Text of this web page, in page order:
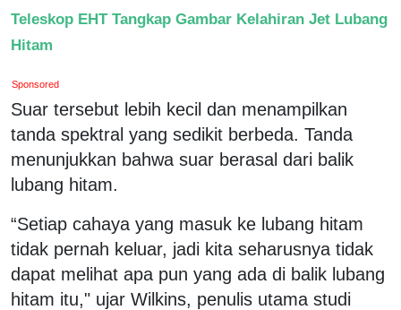
Teleskop EHT Tangkap Gambar Kelahiran Jet Lubang
Hitam
Sponsored
Suar tersebut lebih kecil dan menampilkan
tanda spektral yang sedikit berbeda. Tanda
menunjukkan bahwa suar berasal dari balik
lubang hitam.
“Setiap cahaya yang masuk ke lubang hitam
tidak pernah keluar, jadi kita seharusnya tidak
dapat melihat apa pun yang ada di balik lubang
hitam itu," ujar Wilkins, penulis utama studi